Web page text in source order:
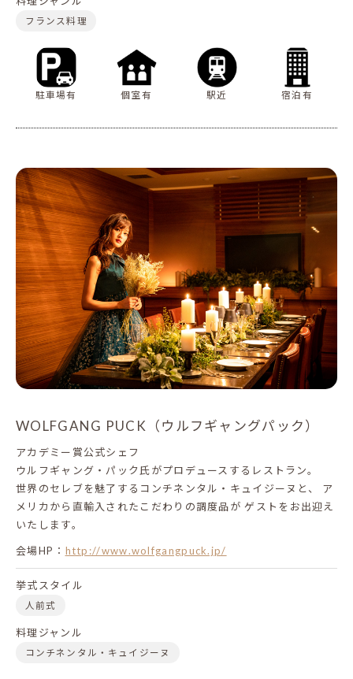
フランス料理
駐車場有 個室有 駅近 宿泊有
WOLFGANG PUCK（ウルフギャングパック）
アカデミー賞公式シェフ
ウルフギャング・パック氏がプロデュースするレストラン。
世界のセレブを魅了するコンチネンタル・キュイジーヌと、
ア
メリカから直輸入されたこだわりの調度品が ゲストをお出迎え
いたします。
会場HP： http://www.wolfgangpuck.jp/
挙式スタイル
人前式
料理ジャンル
コンチネンタル・キュイジーヌ